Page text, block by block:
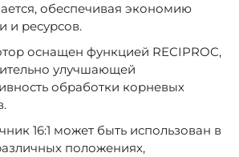
обеспечивая экономию
и ресурсов.
оснащен функцией RECIPROC,
улучшающей
обработки корневых
16:1 может быть использован в
положениях,